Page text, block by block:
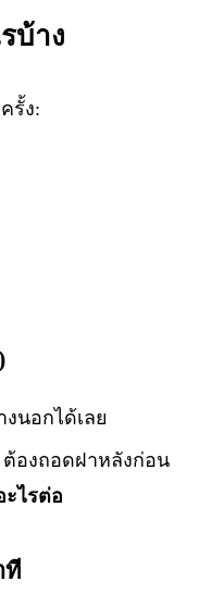
บ้าง
รั้ง:
นอกได้เลย
องถอดฝาหลังก่อน
ไรต่อ
ที